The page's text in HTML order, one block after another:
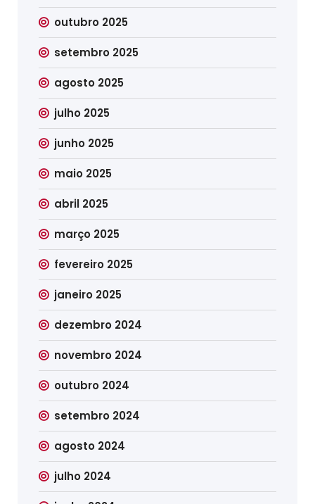
outubro 2025
setembro 2025
agosto 2025
julho 2025
junho 2025
maio 2025
abril 2025
março 2025
fevereiro 2025
janeiro 2025
dezembro 2024
novembro 2024
outubro 2024
setembro 2024
agosto 2024
julho 2024